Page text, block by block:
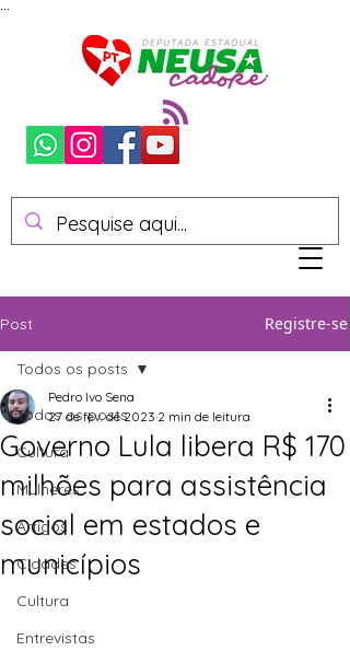
Post Registre-se
Todos os posts
Cultura
Mulheres
Artigos
Cidades
Cultura
Entrevistas
Todos os posts
Governo Lula libera R$ 170
milhões para assistência
social em estados e
municípios
Pedro Ivo Sena
27 de fev. de 2023 2 min de leitura